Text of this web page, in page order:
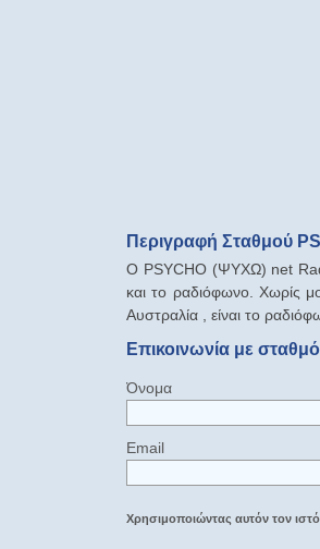
Περιγραφή Σταθμού
O PSYCHO (ΨΥΧΩ) net
και το ραδιόφωνο. Χωρίς
Αυστραλία , είναι το
Επικοινωνία με
Όνομα
Email
Χρησιμοποιώντας αυτόν τον